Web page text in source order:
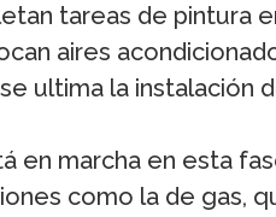
tareas de pintura
aires
ultima la instalación
en marcha en esta
como la de gas,